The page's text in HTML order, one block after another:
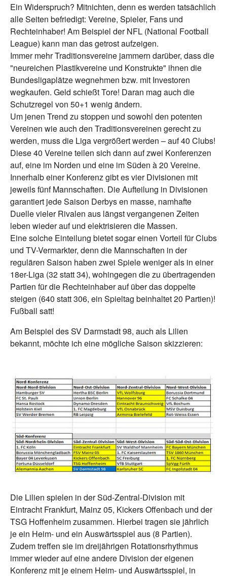
Ein Widerspruch? Mitnichten, denn es werden tatsächlich
alle Seiten befriedigt: Vereine, Spieler, Fans und
Rechteinhaber! Am Beispiel der NFL (National Football
League) kann man das getrost aufzeigen.
Immer mehr Traditionsvereine jammern darüber, dass die
"neureichen Plastikvereine und Konstrukte" ihnen die
Bundesligaplätze wegnehmen bzw. mit Investoren
wegkaufen. Geld schießt Tore! Daran mag auch die
Schutzregel von 50+1 wenig ändern.
Um jenen Trend zu stoppen und sowohl den potenten
Vereinen wie auch den Traditionsvereinen gerecht zu
werden, muss die Liga vergrößert werden – auf 40 Clubs!
Diese 40 Vereine teilen sich dann auf zwei Konferenzen
auf, eine im Norden und eine im Süden à 20 Vereine.
Innerhalb einer Konferenz gibt es vier Divisionen mit
jeweils fünf Mannschaften. Die Aufteilung in Divisionen
garantiert jede Saison Derbys en masse, namhafte
Duelle vieler Rivalen aus längst vergangenen Zeiten
leben wieder auf und elektrisieren die Massen.
Eine solche Einteilung bietet sogar einen Vorteil für Clubs
und TV-Vermarkter, denn die Mannschaften in der
regulären Saison haben zwei Spiele weniger als in einer
18er-Liga (32 statt 34), wohingegen die zu übertragenden
Partien für die Rechteinhaber auf über das doppelte
steigen (640 statt 306, ein Spieltag beinhaltet 20 Partien)!
Fußball satt!
Am Beispiel des SV Darmstadt 98, auch als Lilien
bekannt, möchte ich eine mögliche Saison skizzieren:
Die Lilien spielen in der Süd-Zentral-Division mit
Eintracht Frankfurt, Mainz 05, Kickers Offenbach und der
TSG Hoffenheim zusammen. Hierbei tragen sie jährlich
je ein Heim- und ein Auswärtsspiel aus (8 Partien).
Zudem treffen sie im dreijährigen Rotationsrhythmus
immer wieder auf eine andere Division der eigenen
Konferenz mit je einem Heim- und Auswärtsspiel, in